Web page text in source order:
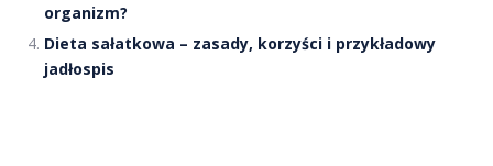
organizm?
Dieta sałatkowa – zasady, korzyści i przykładowy
jadłospis